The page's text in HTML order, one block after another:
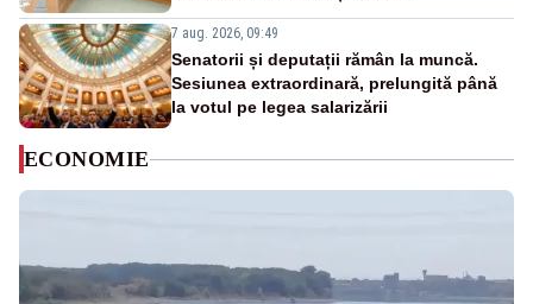
7 aug. 2026, 09:49
Senatorii și deputații rămân la muncă.
Sesiunea extraordinară, prelungită până
la votul pe legea salarizării
ECONOMIE